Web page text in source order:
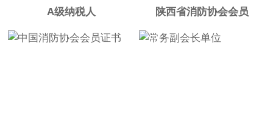
A级纳税人 陕西省消防协会会员